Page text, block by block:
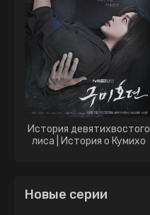
История девятихвостого
лиса | История о Кумихо
Новые серии